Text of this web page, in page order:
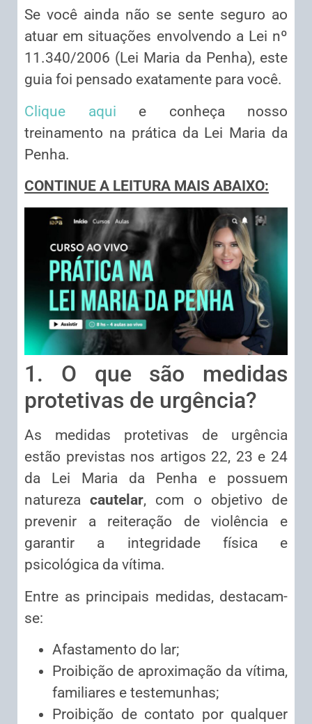
Se você ainda não se sente seguro ao
atuar em situações envolvendo a Lei nº
11.340/2006 (Lei Maria da Penha), este
guia foi pensado exatamente para você.
Clique aqui e conheça nosso
treinamento na prática da Lei Maria da
Penha.
CONTINUE A LEITURA MAIS ABAIXO:
1. O que são medidas
protetivas de urgência?
As medidas protetivas de urgência
estão previstas nos artigos 22, 23 e 24
da Lei Maria da Penha e possuem
naturezacautelar, com o objetivo de
prevenir a reiteração de violência e
garantir a integridade física e
psicológica da vítima.
Entre as principais medidas, destacam-
se:
Afastamento do lar;
Proibição de aproximação da vítima,
familiares e testemunhas;
Proibição de contato por qualquer